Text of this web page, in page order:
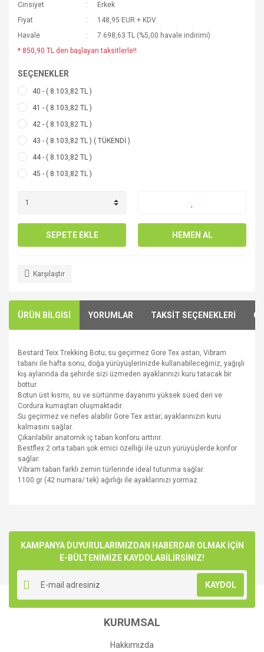
Cinsiyet
Erkek
Fiyat
148,95 EUR + KDV
Havale
7.698,63 TL (%5,00 havale indirimi)
* 850,90 TL den başlayan taksitlerle!!
SEÇENEKLER
40 - ( 8.103,82 TL )
41 - ( 8.103,82 TL )
42 - ( 8.103,82 TL )
43 - ( 8.103,82 TL ) ( TÜKENDİ )
44 - ( 8.103,82 TL )
45 - ( 8.103,82 TL )
SEPETE EKLE HEMEN AL
Karşılaştır
ÜRÜN BİLGİSİ YORUMLAR TAKSİT SEÇENEKLERİ
Bestard Teix Trekking Botu; su geçirmez Gore Tex astarı, Vibram
tabanı ile hafta sonu, doğa yürüyüşlerinizde kullanabileceğiniz, yağışlı
kış aylarında da şehirde sizi üzmeden ayaklarınızı kuru tatacak bir
bottur.
Botun üst kısmı, su ve sürtünme dayanımı yüksek süed deri ve
Cordura kumaştan oluşmaktadır.
Su geçirmez ve nefes alabilir Gore Tex astar; ayaklarınızın kuru
kalmasını sağlar.
Çıkarılabilir anatomik iç taban konforu arttırır.
Bestflex 2 orta taban şok emici özelliği ile uzun yürüyüşlerde konfor
sağlar.
Vibram taban farklı zemin türlerinde ideal tutunma sağlar.
1100 gr (42 numara/ tek) ağırlığı ile ayaklarınızı yormaz.
Yorum Yaz
kullanarak tarafımıza iletebilirsiniz.
Görüş ve önerileriniz için teşekkür ederiz.
Ürün resmi kalitesiz, bozuk veya görüntülenemiyor.
Ürün açıklamasında eksik bilgiler bulunuyor.
Ürün bilgilerinde hatalar bulunuyor.
Ürün fiyatı diğer sitelerden daha pahalı.
KAMPANYA DUYURULARIMIZDAN HABERDAR OLMAK İÇİN
E-BÜLTENİMİZE KAYDOLABİLİRSİNİZ!
KAYDOL
KURUMSAL
Hakkımızda